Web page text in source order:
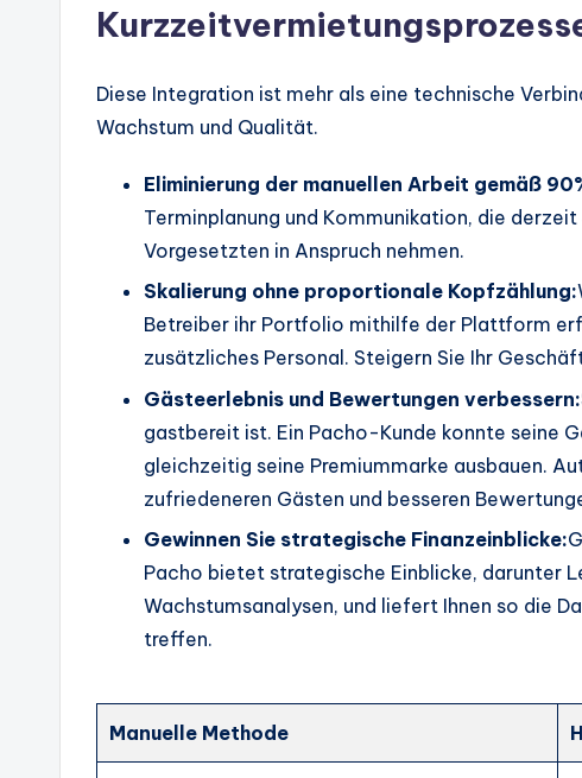
Diese Integration ist mehr als eine technische
Wachstum und Qualität.
Eliminierung der manuellen Arbeit gemäß
Terminplanung und Kommunikation, die
Vorgesetzten in Anspruch nehmen.
Skalierung ohne proportionale Kopfzählung:
Betreiber ihr Portfolio mithilfe der Plattform
zusätzliches Personal. Steigern Sie Ihr
Gästeerlebnis und Bewertungen verbessern:
gastbereit ist. Ein Pacho-Kunde konnte seine
gleichzeitig seine Premiummarke ausbauen.
zufriedeneren Gästen und besseren
Gewinnen Sie strategische Finanzeinblicke:
Pacho bietet strategische Einblicke, darunter
Wachstumsanalysen, und liefert Ihnen so die
treffen.
Manuelle Methode